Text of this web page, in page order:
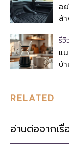
อ
ล้
รีวิ
แ
บ้
RELATED
อ่านต่อจากเรื่